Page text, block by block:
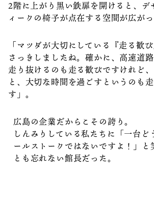
2階に上がり黒い鉄扉を開けると、デ
ィークの椅子が点在する空間が広がっ
「マツダが大切にしている『走る歓び
さっきしましたね。確かに、高速道
走り抜けるのも走る歓びですけれど
と、大切な時間を過ごすというのも
す」。
広島の企業だからこその誇り。
しんみりしている私たちに「一台ど
ールストークではないですよ！」と
とも忘れない館長だった。